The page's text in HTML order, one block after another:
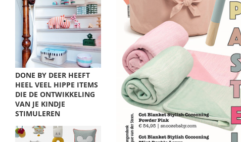
DONE BY DEER HEEFT
HEEL VEEL HIPPE ITEMS
DIE DE ONTWIKKELING
VAN JE KINDJE
STIMULEREN